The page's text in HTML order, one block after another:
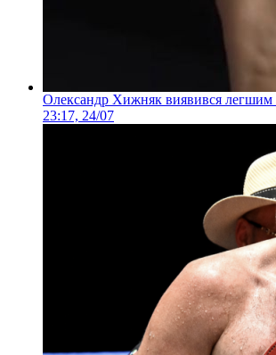
Олександр Хижняк виявився легшим
23:17, 24/07